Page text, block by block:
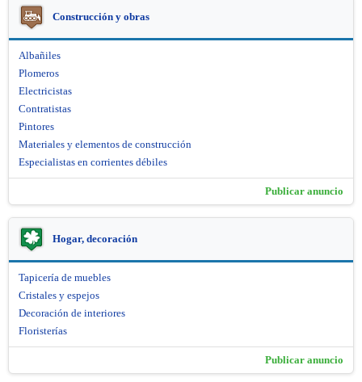
Construcción y obras
Albañiles
Plomeros
Electricistas
Contratistas
Pintores
Materiales y elementos de construcción
Especialistas en corrientes débiles
Publicar anuncio
Hogar, decoración
Tapicería de muebles
Cristales y espejos
Decoración de interiores
Floristerías
Publicar anuncio